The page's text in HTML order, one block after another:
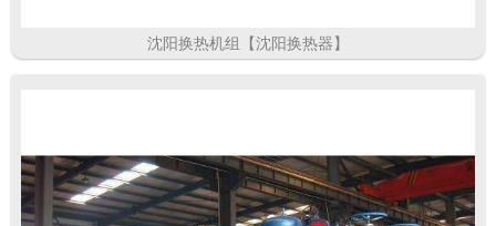
沈阳换热机组【沈阳换热器】